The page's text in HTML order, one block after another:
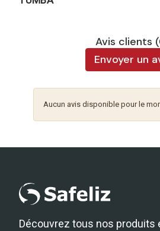
Avis clients
Envoyer un
Aucun avis disponible pour le
Découvrez tous nos produits